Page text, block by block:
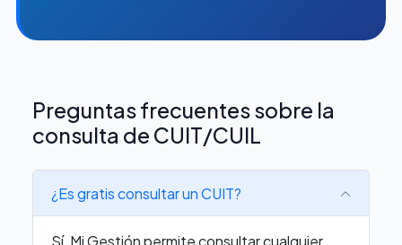
Preguntas frecuentes sobre la
consulta de CUIT/CUIL
¿Es gratis consultar un CUIT?
Sí, Mi Gestión permite consultar cualquier